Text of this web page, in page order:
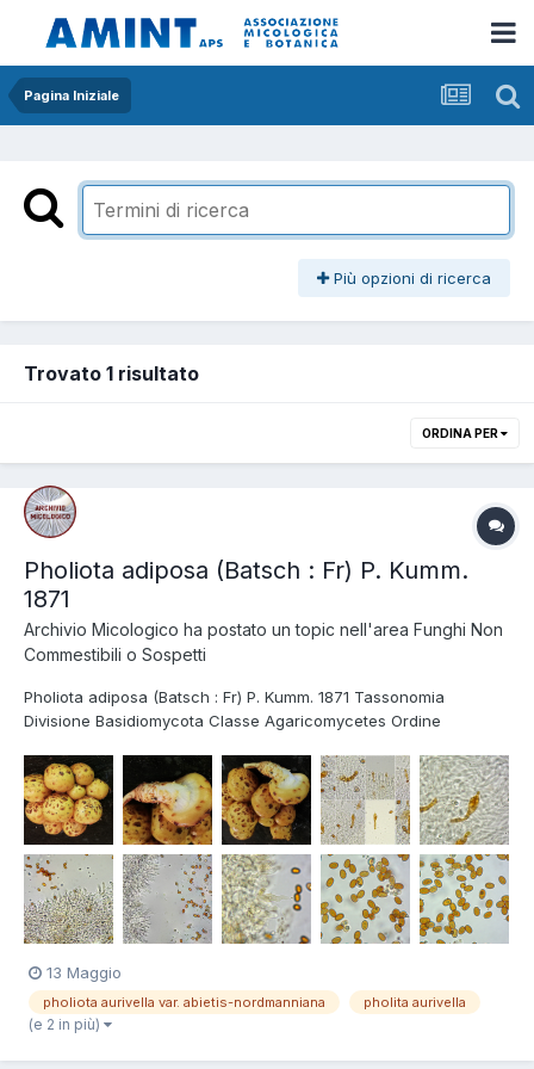
Pagina Iniziale
Più opzioni di ricerca
Trovato 1 risultato
ORDINA PER
Pholiota adiposa (Batsch : Fr) P. Kumm.
1871
Archivio Micologico ha postato un topic nell'area Funghi Non
Commestibili o Sospetti
Pholiota adiposa (Batsch : Fr) P. Kumm. 1871 Tassonomia
Divisione Basidiomycota Classe Agaricomycetes Ordine
P.D. Orton 1976 Pholiota aurivella var. abietis-nordmanniana
Singer 1930 Note tassonomiche Alcun...
13 Maggio
pholiota aurivella var. abietis-nordmanniana pholita aurivella
(e 2 in più)